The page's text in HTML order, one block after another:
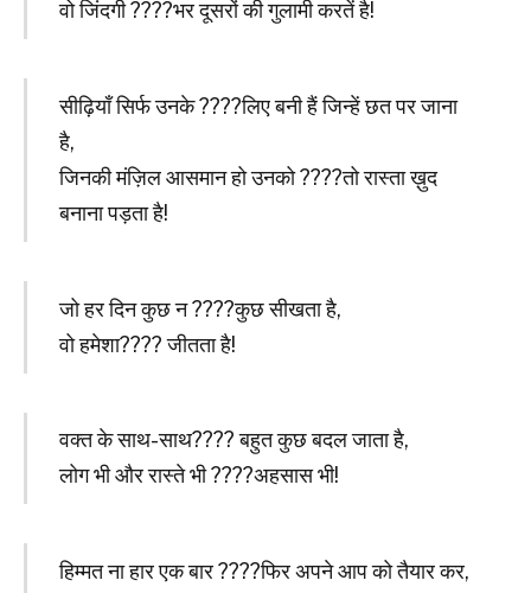
वो जिंदगी ????भर दूसरों की गुलामी करतें है!
सीढ़ियाँ सिर्फ उनके ????लिए बनी हैं जिन्हें छत पर जाना
है,
जिनकी मंज़िल आसमान हो उनको ????तो रास्ता ख़ुद
बनाना पड़ता है!
जो हर दिन कुछ न ????कुछ सीखता है,
वो हमेशा???? जीतता है!
वक्त के साथ-साथ???? बहुत कुछ बदल जाता है,
लोग भी और रास्ते भी ????अहसास भी!
हिम्मत ना हार एक बार ????फिर अपने आप को तैयार कर,